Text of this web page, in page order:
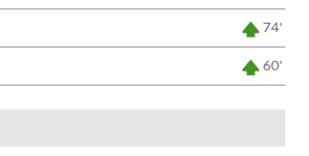
74'
60'